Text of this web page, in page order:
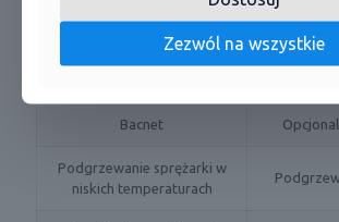
Styk On/Off
pilotem
Bacnet
Podgrzewanie sprężarki w
niskich temperaturach
Zezwól na wszystkie